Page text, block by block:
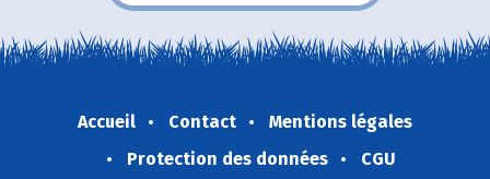
Accueil Contact
Mentions légales
Protection des données
CGU